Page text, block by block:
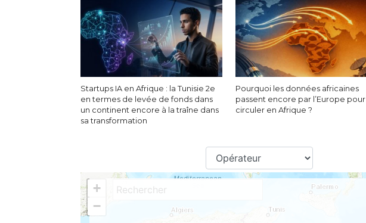
Startups IA en Afrique : la Tunisie 2e
en termes de levée de fonds dans
un continent encore à la traîne dans
sa transformation
Pourquoi les données africaines
passent encore par l’Europe pour
circuler en Afrique ?